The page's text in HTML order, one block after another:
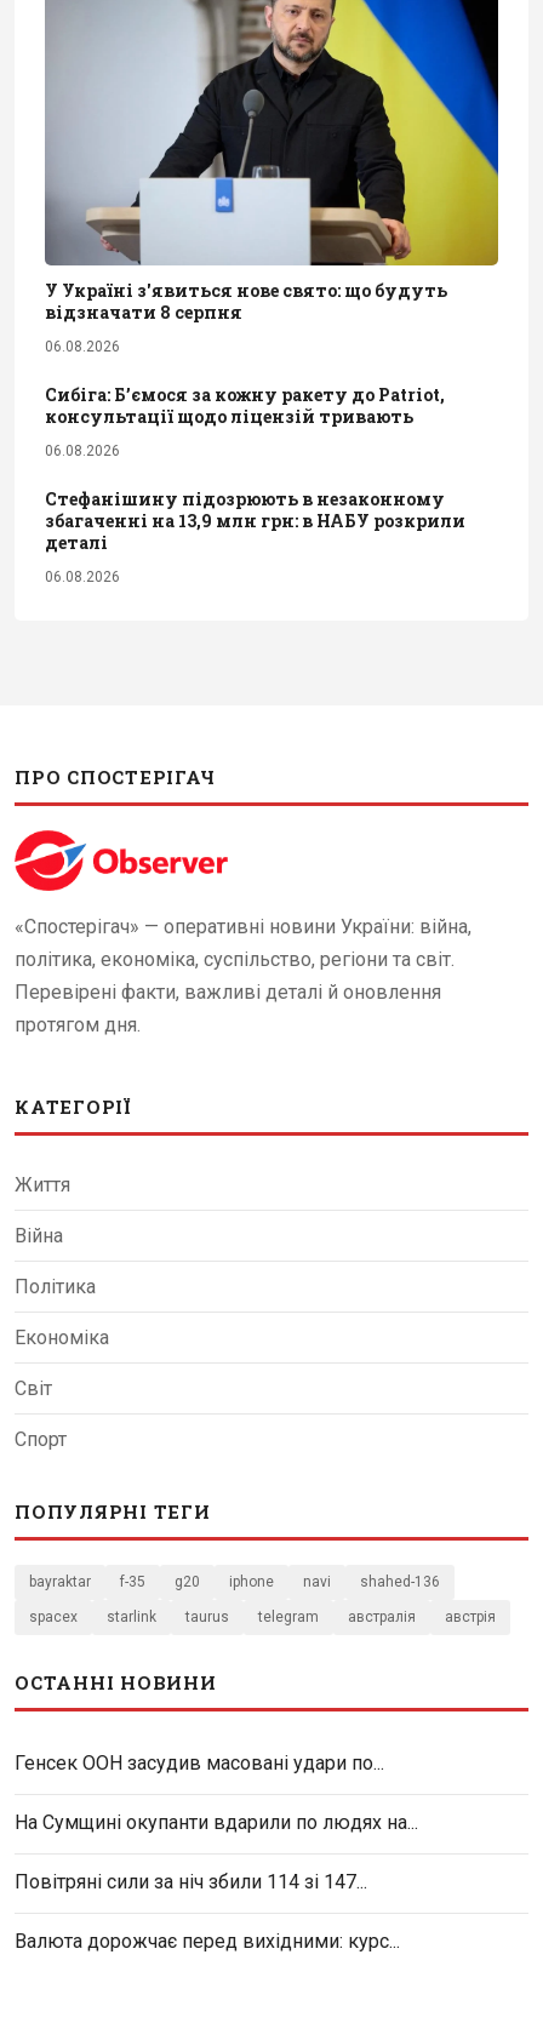
У Україні з'явиться нове свято: що будуть
відзначати 8 серпня
06.08.2026
Сибіга: Б’ємося за кожну ракету до Patriot,
консультації щодо ліцензій тривають
06.08.2026
Стефанішину підозрюють в незаконному
збагаченні на 13,9 млн грн: в НАБУ розкрили
деталі
06.08.2026
ПРО СПОСТЕРІГАЧ
«Спостерігач» — оперативні новини України: війна,
політика, економіка, суспільство, регіони та світ.
Перевірені факти, важливі деталі й оновлення
протягом дня.
КАТЕГОРІЇ
Життя
Війна
Політика
Економіка
Світ
Спорт
ПОПУЛЯРНІ ТЕГИ
bayraktar f-35 g20 iphone navi shahed-136
spacex starlink taurus telegram австралія австрія
ОСТАННІ НОВИНИ
Генсек ООН засудив масовані удари по...
На Сумщині окупанти вдарили по людях на...
Повітряні сили за ніч збили 114 зі 147...
Валюта дорожчає перед вихідними: курс...